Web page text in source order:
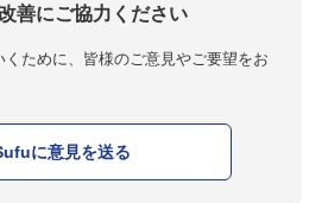
善にご協力ください
ために、皆様のご意見やご要望をお
に意見を送る